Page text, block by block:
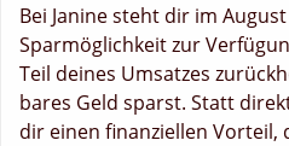
Bei Janine steht dir im
Sparmöglichkeit zur
Teil deines Umsatzes
bares Geld sparst. Statt
dir einen finanziellen Vorteil,